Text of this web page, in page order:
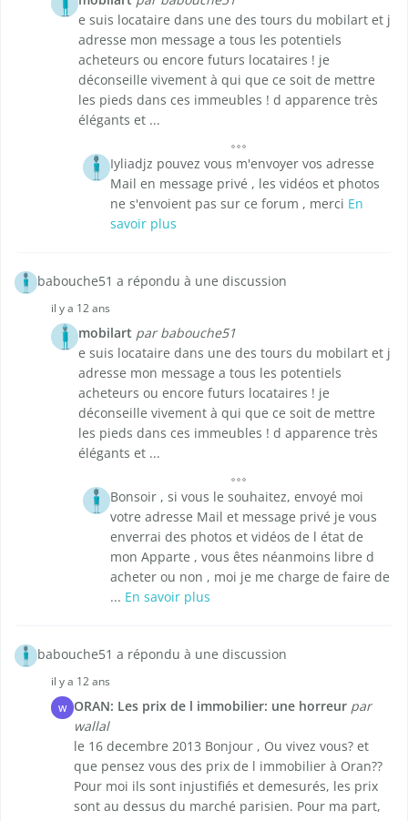
e suis locataire dans une des tours du mobilart et j
adresse mon message a tous les potentiels
acheteurs ou encore futurs locataires ! je
déconseille vivement à qui que ce soit de mettre
les pieds dans ces immeubles ! d apparence très
élégants et ...
Iyliadjz pouvez vous m'envoyer vos adresse
Mail en message privé , les vidéos et photos
ne s'envoient pas sur ce forum , merci En
savoir plus
babouche51 a répondu à une discussion
il y a 12 ans
mobilart par babouche51
e suis locataire dans une des tours du mobilart et j
adresse mon message a tous les potentiels
acheteurs ou encore futurs locataires ! je
déconseille vivement à qui que ce soit de mettre
les pieds dans ces immeubles ! d apparence très
élégants et ...
Bonsoir , si vous le souhaitez, envoyé moi
votre adresse Mail et message privé je vous
enverrai des photos et vidéos de l état de
mon Apparte , vous êtes néanmoins libre d
acheter ou non , moi je me charge de faire de
... En savoir plus
babouche51 a répondu à une discussion
il y a 12 ans
W ORAN: Les prix de l immobilier: une horreur par
wallal
le 16 decembre 2013 Bonjour , Ou vivez vous? et
que pensez vous des prix de l immobilier à Oran??
Pour moi ils sont injustifiés et demesurés, les prix
sont au dessus du marché parisien. Pour ma part,